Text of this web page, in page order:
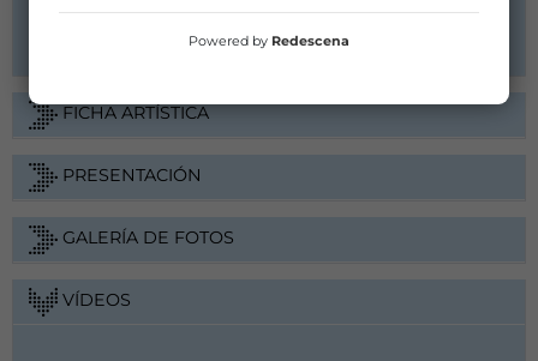
FICHA ARTÍSTICA
PRESENTACIÓN
GALERÍA DE FOTOS
VÍDEOS
Powered by Redescena